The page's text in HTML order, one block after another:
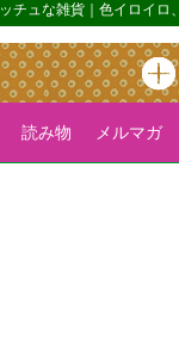
チュな雑貨｜色イロイロ
読み物 メルマガ